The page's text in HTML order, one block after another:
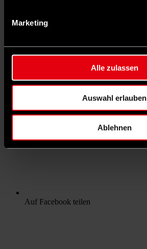
Marketing
Alle zulassen
Auswahl erlauben
Ablehnen
Auf Facebook teilen